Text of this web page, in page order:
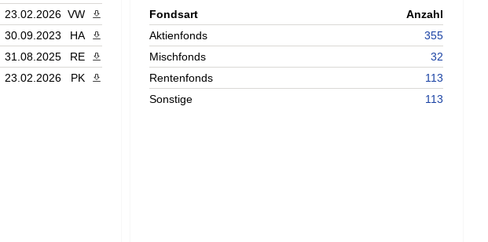
23.02.2026 VW
PDF herunterladen
30.09.2023 HA
PDF herunterladen
31.08.2025 RE
PDF herunterladen
23.02.2026 PK PDF herunterladen
Fondsart
Anzahl
Aktienfonds
355
Mischfonds
32
Rentenfonds
113
Sonstige
113